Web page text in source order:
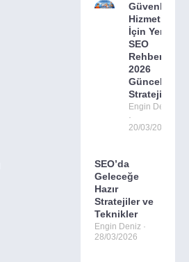
Güvenlik
Hizmetleri
İçin Yerel
SEO
Rehberi:
2026
Güncel
Stratejiler
Engin Deniz
20/03/2026
SEO’da
Geleceğe
Hazır
Stratejiler ve
Teknikler
Engin Deniz
28/03/2026